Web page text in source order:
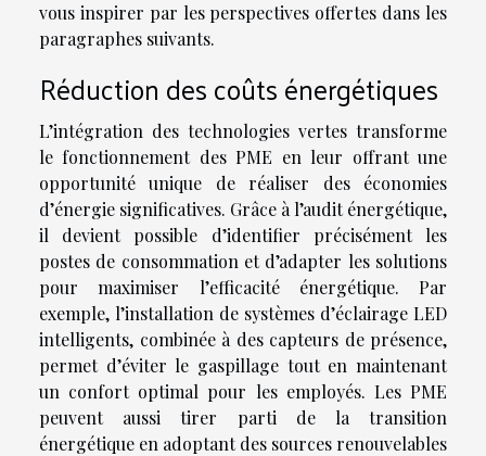
vous inspirer par les perspectives offertes dans les
paragraphes suivants.
Réduction des coûts énergétiques
L’intégration des technologies vertes transforme
le fonctionnement des PME en leur offrant une
opportunité unique de réaliser des économies
d’énergie significatives. Grâce à l’audit énergétique,
il devient possible d’identifier précisément les
postes de consommation et d’adapter les solutions
pour maximiser l’efficacité énergétique. Par
exemple, l’installation de systèmes d’éclairage LED
intelligents, combinée à des capteurs de présence,
permet d’éviter le gaspillage tout en maintenant
un confort optimal pour les employés. Les PME
peuvent aussi tirer parti de la transition
énergétique en adoptant des sources renouvelables